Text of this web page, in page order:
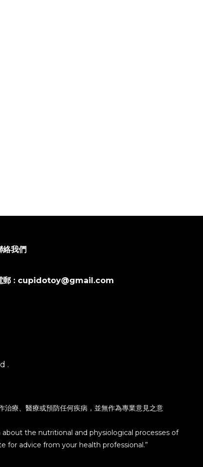
絡我們
郵 : cupidotoy@gmail.com
.
治療、醫療或預防任何疾病，並無作為專業意見之意
the nutritional and physiological processes of
for advice from your health professional.”